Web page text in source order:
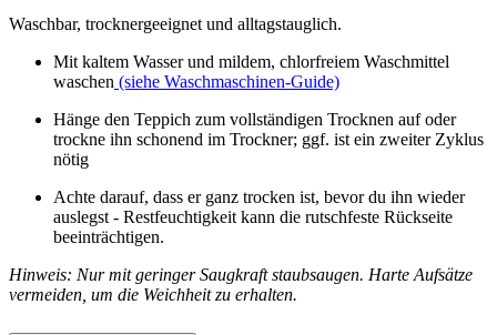
Waschbar, trocknergeeignet und alltagstauglich.
Mit kaltem Wasser und mildem, chlorfreiem Waschmittel
waschen (siehe Waschmaschinen-Guide)
Hänge den Teppich zum vollständigen Trocknen auf oder
trockne ihn schonend im Trockner; ggf. ist ein zweiter Zyklus
nötig
Achte darauf, dass er ganz trocken ist, bevor du ihn wieder
auslegst - Restfeuchtigkeit kann die rutschfeste Rückseite
beeinträchtigen.
Hinweis: Nur mit geringer Saugkraft staubsaugen. Harte Aufsätze
vermeiden, um die Weichheit zu erhalten.